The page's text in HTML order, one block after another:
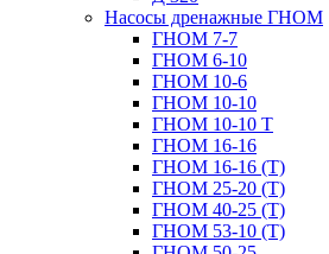
Насосы дренажные ГНОМ
ГНОМ 7-7
ГНОМ 6-10
ГНОМ 10-6
ГНОМ 10-10
ГНОМ 10-10 Т
ГНОМ 16-16
ГНОМ 16-16 (Т)
ГНОМ 25-20 (Т)
ГНОМ 40-25 (Т)
ГНОМ 53-10 (Т)